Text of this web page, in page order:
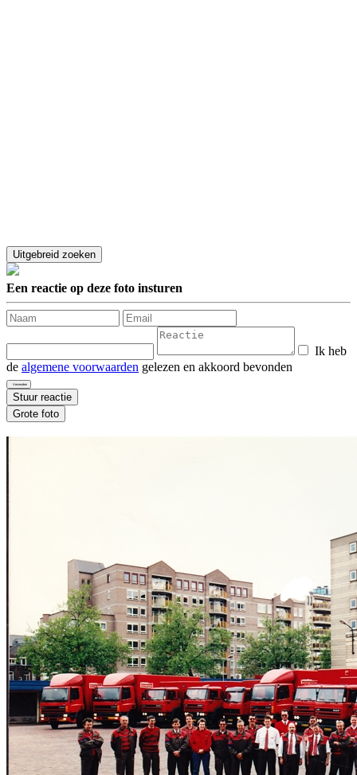
Een reactie op deze foto insturen
Ik heb
de algemene voorwaarden gelezen en akkoord bevonden